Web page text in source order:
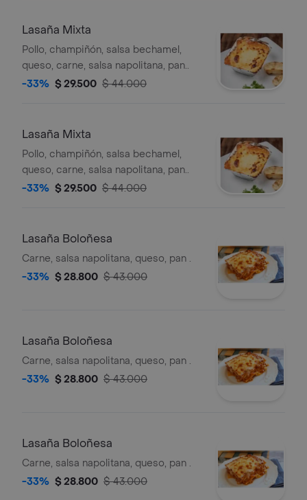
Lasaña Mixta
Pollo, champiñón, salsa bechamel,
queso, carne, salsa napolitana, pan..
-33% $ 29.500 $ 44.000
Lasaña Mixta
Pollo, champiñón, salsa bechamel,
queso, carne, salsa napolitana, pan..
-33% $ 29.500 $ 44.000
Lasaña Boloñesa
Carne, salsa napolitana, queso, pan .
-33% $ 28.800 $ 43.000
Lasaña Boloñesa
Carne, salsa napolitana, queso, pan .
-33% $ 28.800 $ 43.000
Lasaña Boloñesa
Carne, salsa napolitana, queso, pan .
-33% $ 28.800 $ 43.000